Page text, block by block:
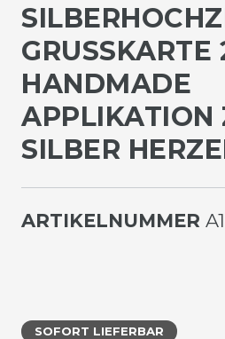
GRUSSKARTE
ANDMADE A
PPLIKATION
ILBER
ARTIKELNUMMER
SOFORT LIEFERBAR